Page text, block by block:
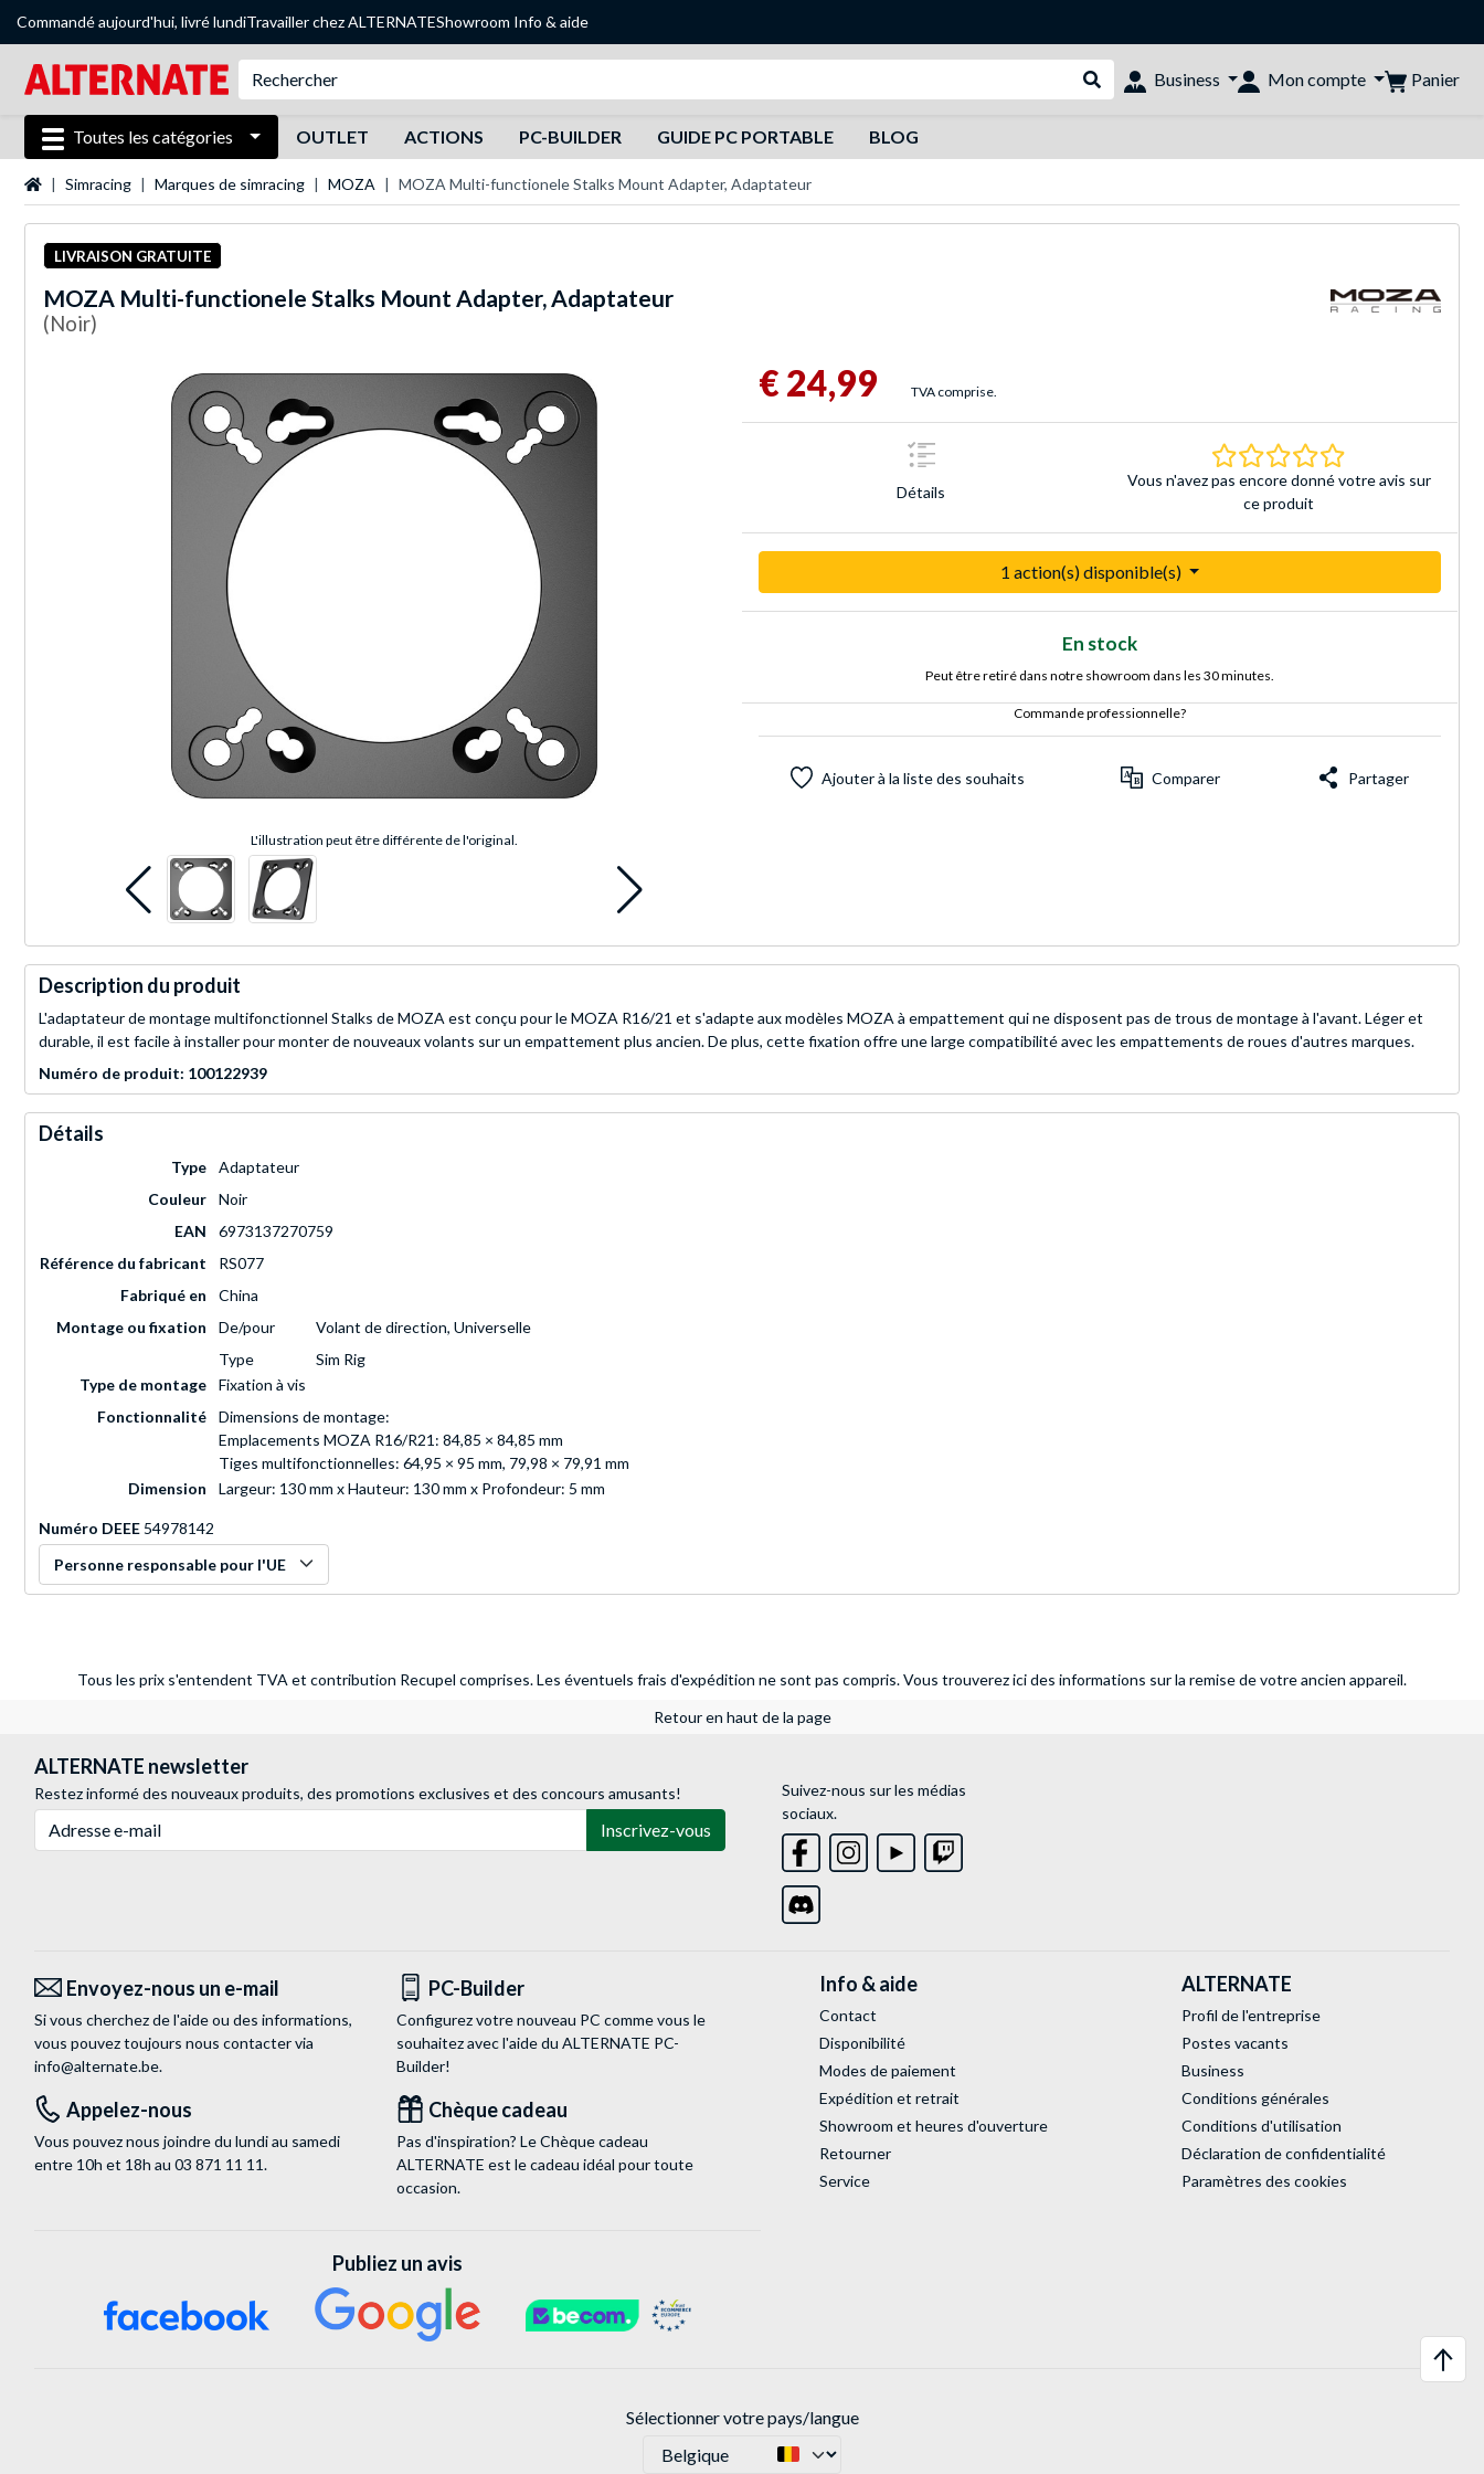
Commandé aujourd'hui, livré lundiTravailler chez ALTERNATEShowroom Info & aide
Rechercher dans le shop
Business Mon compte Panier
Toutes les catégories OUTLET ACTIONS PC-BUILDER GUIDE PC PORTABLE BLOG
Page d'accueil
Simracing Marques de simracing MOZA MOZA Multi-functionele Stalks Mount Adapter, Adaptateur
LIVRAISON GRATUITE
MOZA Multi-functionele Stalks Mount Adapter, Adaptateur
(Noir)
L'illustration peut être différente de l'original.
€ 24,99 TVA comprise.
Détails
0.0 Étoiles Basé sur
Vous n'avez pas encore donné votre avis sur
ce produit
1 action(s) disponible(s)
En stock
Peut être retiré dans notre showroom dans les 30 minutes.
Commande professionnelle?
Ajouter à la liste des souhaits Comparer Partager
Description du produit
L'adaptateur de montage multifonctionnel Stalks de MOZA est conçu pour le MOZA R16/21 et s'adapte aux modèles MOZA à empattement qui ne disposent pas de trous de montage à l'avant. Léger et
durable, il est facile à installer pour monter de nouveaux volants sur un empattement plus ancien. De plus, cette fixation offre une large compatibilité avec les empattements de roues d'autres marques.
Numéro de produit: 100122939
Détails
Type
Adaptateur
Couleur
Noir
EAN
6973137270759
Référence du fabricant
RS077
Fabriqué en
China
Montage ou fixation
De/pour
Volant de direction, Universelle
Type
Sim Rig
Type de montage
Fixation à vis
Fonctionnalité
Dimensions de montage:
Emplacements MOZA R16/R21: 84,85 × 84,85 mm
Tiges multifonctionnelles: 64,95 × 95 mm, 79,98 × 79,91 mm
Dimension
Largeur: 130 mm x Hauteur: 130 mm x Profondeur: 5 mm
Numéro DEEE 54978142
Personne responsable pour l'UE
Tous les prix s'entendent TVA et contribution Recupel comprises. Les éventuels frais d'expédition ne sont pas compris.Vous trouverez ici des informations sur la remise de votre ancien appareil.
Retour en haut de la page
ALTERNATE newsletter
Restez informé des nouveaux produits, des promotions exclusives et des concours amusants!
Adresse e-mail
Inscrivez-vous
Suivez-nous sur les médias
sociaux.
Envoyez-nous un e-mail
Si vous cherchez de l'aide ou des informations,
vous pouvez toujours nous contacter via
info@alternate.be.
PC-Builder
Configurez votre nouveau PC comme vous le
souhaitez avec l'aide du ALTERNATE PC-
Builder!
Appelez-nous
Vous pouvez nous joindre du lundi au samedi
entre 10h et 18h au 03 871 11 11.
Chèque cadeau
Pas d'inspiration? Le Chèque cadeau
ALTERNATE est le cadeau idéal pour toute
occasion.
Info & aide
Contact
Disponibilité
Modes de paiement
Expédition et retrait
Showroom et heures d'ouverture
Retourner
Service
ALTERNATE
Profil de l'entreprise
Postes vacants
Business
Conditions générales
Conditions d'utilisation
Déclaration de confidentialité
Paramètres des cookies
Publiez un avis
Sélectionner votre pays/langue